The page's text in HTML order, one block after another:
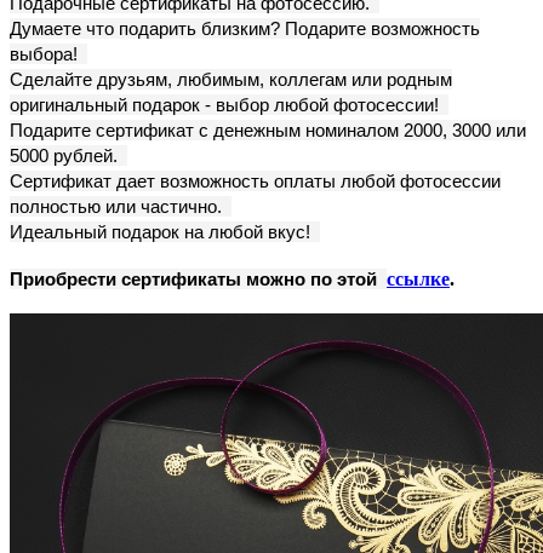
Думаете что подарить близким? Подарите возможность
выбора!
Сделайте друзьям, любимым, коллегам или родным
оригинальный подарок - выбор любой фотосессии!
Подарите сертификат с денежным номиналом 2000, 3000 или
5000 рублей.
Сертификат дает возможность оплаты любой фотосессии
полностью или частично.
Идеальный подарок на любой вкус!
Приобрести сертификаты можно по этой ссылке.